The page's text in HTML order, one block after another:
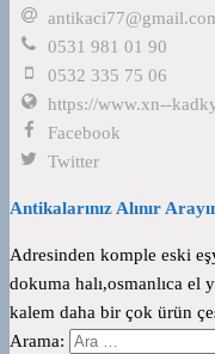
0531 981 01 90
0532 335 75 06
https://www.xn--
Facebook
Twitter
Antikalarınız Alınır
Adresinden komple eski
dokuma halı,osmanlıca
kalem daha bir çok ürün
Arama: